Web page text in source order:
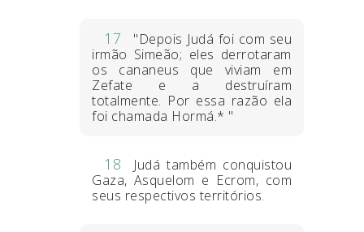
17
"Depois Judá foi com seu
irmão Simeão; eles derrotaram
os cananeus que viviam em
Zefate e a destruíram
totalmente. Por essa razão ela
foi chamada Hormá.* "
18
Judá também conquistou
Gaza, Asquelom e Ecrom, com
seus respectivos territórios.